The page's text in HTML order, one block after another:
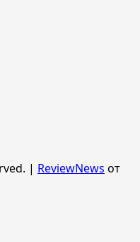
| ReviewNews от